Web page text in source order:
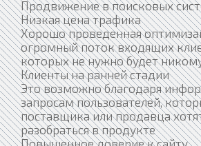
Продвижение в поисковых
Низкая цена трафика
Хорошо проведенная
огромный поток входящих
которых не нужно будет
Клиенты на ранней стадии
Это возможно благодаря
запросам пользователей,
поставщика или продавца
разобраться в продукте